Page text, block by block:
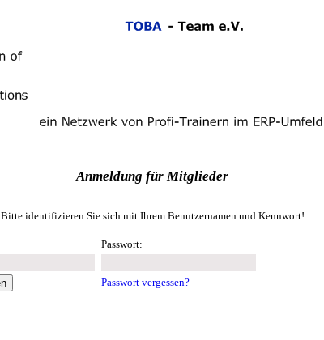
Anmeldung für Mitglieder
Bitte identifizieren Sie sich mit Ihrem Benutzernamen und Kennwort!
Passwort:
Passwort vergessen?